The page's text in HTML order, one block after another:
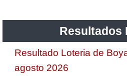
Resultados
Resultado Loteria de
agosto 2026